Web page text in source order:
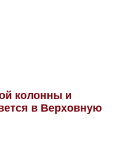
колонны и
в Верховную